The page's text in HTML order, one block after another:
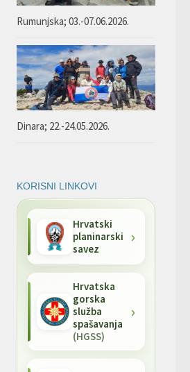
Rumunjska; 03.-07.06.2026.
Dinara; 22.-24.05.2026.
KORISNI LINKOVI
Hrvatski
planinarski
savez
Hrvatska
gorska
služba
spašavanja
(HGSS)